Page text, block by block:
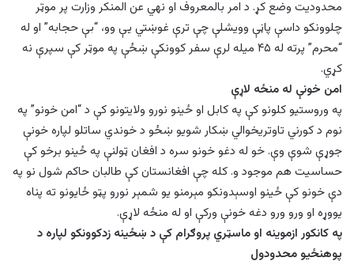
محدودیت وضع کړ. د امر بالمعروف او نهي عن المنکر وزارت پر موټر
چلوونکو داسې پاڼې وویشلې چې ترې غوښتي یې وو، “بې حجابه” او له
“محرم” پرته له ۴۵ میله لرې سفر کوونکې ښځې په موټر کې سپرې نه
کړي.
امن خونې له منځه لاړې
په وروستیو کلونو کې په کابل او ځینو نورو ولایتونو کې د “امن خونو” په
نوم د کورني تاوتریخوالي ښکار شویو ښځو د خوندي ساتلو لپاره خونې
جوړې شوې وې. خو له دغو خونو سره د افغان ټولنې په ځينو برخو کې
حساسیت هم موجود و. کله چې افغانستان کې طالبان حاکم شول نو په
دې خونو کې ځينو اوسېدونکو مېرمنو یو شمېر نورو پټو ځایونو ته پناه
یووړه او ورو ورو دغه خونې ورکې او له منځه لاړې.
په کانکور ازموینه او ماسټري پروګرام کې د ښځینه زدکوونکو لپاره د
پوهنځيو محدودول